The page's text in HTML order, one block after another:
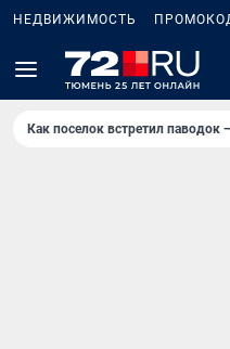
НЕДВИЖИМОСТЬ
Как поселок встретил паводок